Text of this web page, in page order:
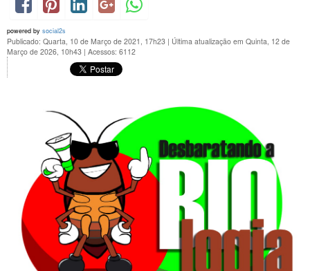
powered by social2s
Publicado: Quarta, 10 de Março de 2021, 17h23 | Última atualização em Quinta, 12 de
Março de 2026, 10h43 | Acessos: 6112